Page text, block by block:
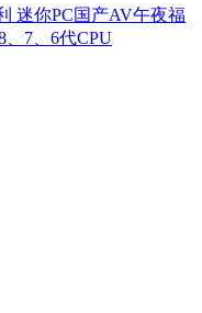
迷你PC国产AV午夜福
、7、6代CPU